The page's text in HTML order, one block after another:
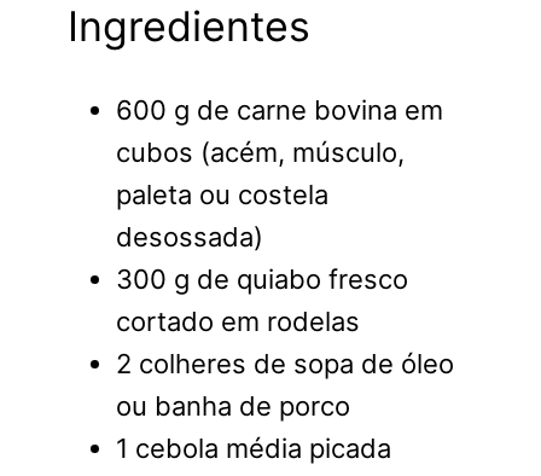
Ingredientes
600 g de carne bovina em
cubos (acém, músculo,
paleta ou costela
desossada)
300 g de quiabo fresco
cortado em rodelas
2 colheres de sopa de óleo
ou banha de porco
1 cebola média picada